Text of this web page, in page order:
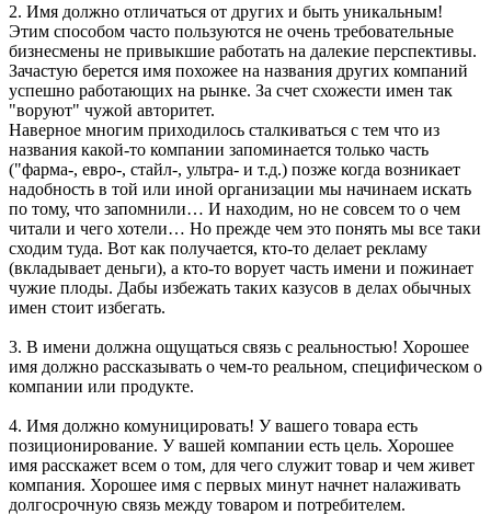
2. Имя должно отличаться от других и быть уникальным!
Этим способом часто пользуются не очень требовательные
бизнесмены не привыкшие работать на далекие перспективы.
Зачастую берется имя похожее на названия других компаний
успешно работающих на рынке. За счет схожести имен так
"воруют" чужой авторитет.
Наверное многим приходилось сталкиваться с тем что из
названия какой-то компании запоминается только часть
("фарма-, евро-, стайл-, ультра- и т.д.) позже когда возникает
надобность в той или иной организации мы начинаем искать
по тому, что запомнили… И находим, но не совсем то о чем
читали и чего хотели… Но прежде чем это понять мы все таки
сходим туда. Вот как получается, кто-то делает рекламу
(вкладывает деньги), а кто-то ворует часть имени и пожинает
чужие плоды. Дабы избежать таких казусов в делах обычных
имен стоит избегать.
3. В имени должна ощущаться связь с реальностью! Хорошее
имя должно рассказывать о чем-то реальном, специфическом о
компании или продукте.
4. Имя должно комуницировать! У вашего товара есть
позиционирование. У вашей компании есть цель. Хорошее
имя расскажет всем о том, для чего служит товар и чем живет
компания. Хорошее имя с первых минут начнет налаживать
долгосрочную связь между товаром и потребителем.